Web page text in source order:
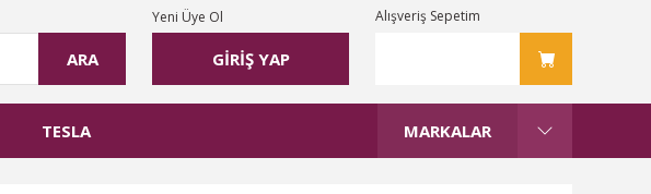
ARA GİRİŞ YAP
Yeni Üye Ol Alışveriş Sepetim
TESLA MARKALAR